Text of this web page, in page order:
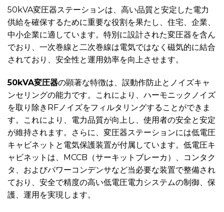
50kVA変圧器ステーションは、高い品質と安定した電力
供給を確保するために重要な役割を果たし、住宅、企業、
中小企業に適しています。特別に設計された変圧器を含ん
でおり、一次巻線と二次巻線は電気ではなく磁気的に結合
されており、安全性と運用効率を向上させます。
50kVA変圧器の顕著な特徴は、誤動作防止とノイズキャ
ンセリングの能力です。これにより、ハーモニックノイズ
を取り除きRFノイズをフィルタリングすることができま
す。これにより、電力品質が向上し、使用者の安全と安定
が維持されます。さらに、変圧器ステーションには低電圧
キャビネットと電気保護装置が付属しています。低電圧キ
ャビネットは、MCCB（サーキットブレーカ）、コンタク
タ、およびパワーコンデンサなど当必要な装置で整備され
ており、安全で精度の高い低電圧電力システムの制御、保
護、運用を実現します。